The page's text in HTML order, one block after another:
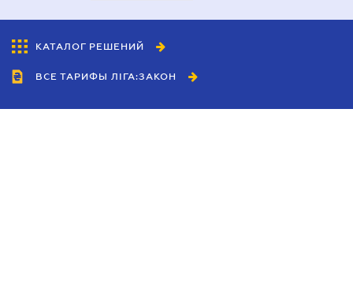
КАТАЛОГ РЕШЕНИЙ
ВСЕ ТАРИФЫ ЛІГА:ЗАКОН